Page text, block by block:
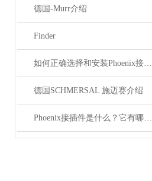
德国-Murr介绍
Finder
如何正确选择和安装Phoenix接插件以确保其性能？
德国SCHMERSAL 施迈赛介绍
Phoenix接插件是什么？它有哪些应用？